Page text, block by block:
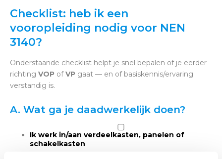
Checklist: heb ik een
vooropleiding nodig voor NEN
3140?
Onderstaande checklist helpt je snel bepalen of je eerder
richting VOP ofVP gaat — en of basiskennis/ervaring
verstandig is.
A. Wat ga je daadwerkelijk doen?
Ik werk in/aan verdeelkasten, panelen of
schakelkasten